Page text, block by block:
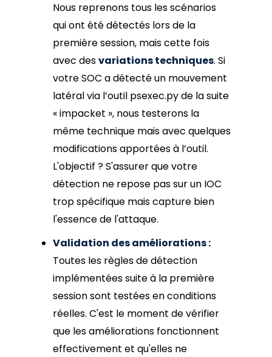
Nous reprenons tous les scénarios
qui ont été détectés lors de la
première session, mais cette fois
avec desvariations techniques. Si
votre SOC a détecté un mouvement
latéral via l’outil psexec.py de la suite
« impacket », nous testerons la
même technique mais avec quelques
modifications apportées à l’outil.
L'objectif ? S'assurer que votre
détection ne repose pas sur un IOC
trop spécifique mais capture bien
l'essence de l'attaque.
Validation des améliorations :
Toutes les règles de détection
implémentées suite à la première
session sont testées en conditions
réelles. C'est le moment de vérifier
que les améliorations fonctionnent
effectivement et qu'elles ne